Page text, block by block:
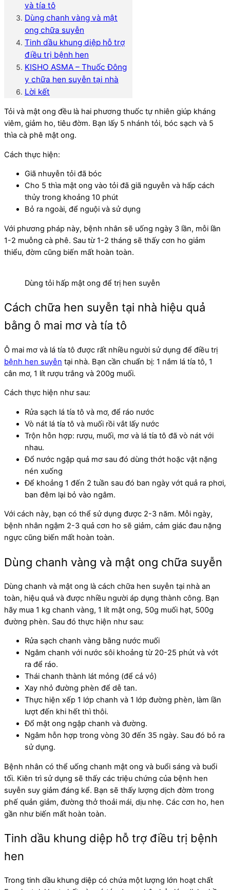
và tía tô
Dùng chanh vàng và mật
ong chữa suyễn
Tinh dầu khung diệp hỗ trợ
điều trị bệnh hen
KISHO ASMA – Thuốc Đông
y chữa hen suyễn tại nhà
Lời kết
Tỏi và mật ong đều là hai phương thuốc tự nhiên giúp kháng
viêm, giảm ho, tiêu đờm. Bạn lấy 5 nhánh tỏi, bóc sạch và 5
thìa cà phê mật ong.
Cách thực hiện:
Giã nhuyễn tỏi đã bóc
Cho 5 thìa mật ong vào tỏi đã giã nguyễn và hấp cách
thủy trong khoảng 10 phút
Bỏ ra ngoài, để nguội và sử dụng
Với phương pháp này, bệnh nhân sẽ uống ngày 3 lần, mỗi lần
1-2 muỗng cà phê. Sau từ 1-2 tháng sẽ thấy cơn ho giảm
thiểu, đờm cũng biến mất hoàn toàn.
Dùng tỏi hấp mật ong để trị hen suyễn
Cách chữa hen suyễn tại nhà hiệu quả
bằng ô mai mơ và tía tô
Ô mai mơ và lá tía tô được rất nhiều người sử dụng để điều trị
bệnh hen suyễn tại nhà. Bạn cần chuẩn bị: 1 nắm lá tía tô, 1
cân mơ, 1 lít rượu trắng và 200g muối.
Cách thực hiện như sau:
Rửa sạch lá tía tô và mơ, để ráo nước
Vò nát lá tía tô và muối rồi vắt lấy nước
Trộn hỗn hợp: rượu, muối, mơ và lá tía tô đã vò nát với
nhau.
Đổ nước ngập quả mơ sau đó dùng thớt hoặc vật nặng
nén xuống
Để khoảng 1 đến 2 tuần sau đó ban ngày vớt quả ra phơi,
ban đêm lại bỏ vào ngâm.
Với cách này, bạn có thể sử dụng được 2-3 năm. Mỗi ngày,
bệnh nhân ngậm 2-3 quả cơn ho sẽ giảm, cảm giác đau nặng
ngực cũng biến mất hoàn toàn.
Dùng chanh vàng và mật ong chữa suyễn
Dùng chanh và mật ong là cách chữa hen suyễn tại nhà an
toàn, hiệu quả và được nhiều người áp dụng thành công. Bạn
hãy mua 1 kg chanh vàng, 1 lít mật ong, 50g muối hạt, 500g
đường phèn. Sau đó thực hiện như sau:
Rửa sạch chanh vàng bằng nước muối
Ngâm chanh với nước sôi khoảng từ 20-25 phút và vớt
ra để ráo.
Thái chanh thành lát mỏng (để cả vỏ)
Xay nhỏ đường phèn để dễ tan.
Thực hiện xếp 1 lớp chanh và 1 lớp đường phèn, làm lần
lượt đến khi hết thì thôi.
Đổ mật ong ngập chanh và đường.
Ngâm hỗn hợp trong vòng 30 đến 35 ngày. Sau đó bỏ ra
sử dụng.
Bệnh nhân có thể uống chanh mật ong và buổi sáng và buổi
tối. Kiên trì sử dụng sẽ thấy các triệu chứng của bệnh hen
suyễn suy giảm đáng kể. Bạn sẽ thấy lượng dịch đờm trong
phế quản giảm, đường thở thoải mái, dịu nhẹ. Các cơn ho, hen
gần như biến mất hoàn toàn.
Tinh dầu khung diệp hỗ trợ điều trị bệnh
hen
Trong tinh dầu khung diệp có chứa một lượng lớn hoạt chất